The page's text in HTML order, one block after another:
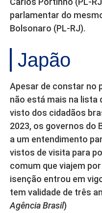
parlamentar do
Bolsonaro (PL-RJ).
Japão
Apesar de constar no
não está mais na lista
visto dos cidadãos
2023, os governos do
a um entendimento
vistos de visita para
comum que viajem
isenção entrou em
tem validade de três
Agência Brasil)